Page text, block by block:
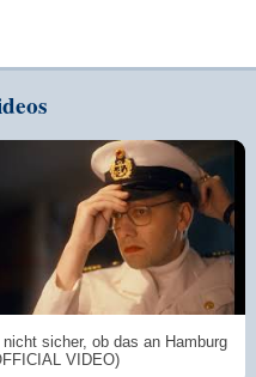
nicht sicher, ob das an Hamburg
VIDEO)